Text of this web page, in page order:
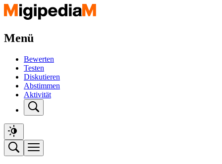
Menü
Bewerten
Testen
Diskutieren
Abstimmen
Aktivität